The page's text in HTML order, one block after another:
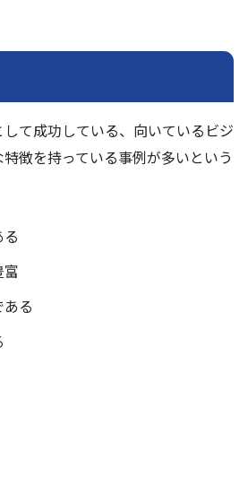
て成功している、向いているビジ
徴を持っている事例が多いという
る